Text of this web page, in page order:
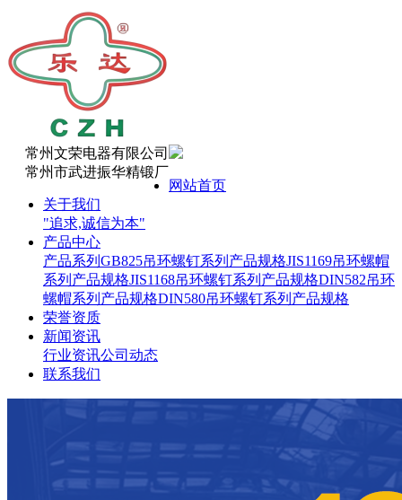
常州文荣电器有限公司
常州市武进振华精锻厂
网站首页
关于我们
"追求,诚信为本"
产品中心
产品系列 GB825吊环螺钉系列产品规格JIS1169吊环螺帽
系列产品规格JIS1168吊环螺钉系列产品规格DIN582吊环
螺帽系列产品规格DIN580吊环螺钉系列产品规格
荣誉资质
新闻资讯
行业资讯公司动态
联系我们